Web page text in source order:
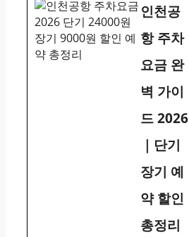
인천공
항 주차
요금 완
벽 가이
드 2026
｜단기
장기 예
약 할인
총정리